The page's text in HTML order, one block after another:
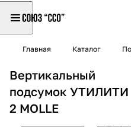
Главная Каталог
Вертикальный
подсумок УТИЛИТИ
2 MOLLE